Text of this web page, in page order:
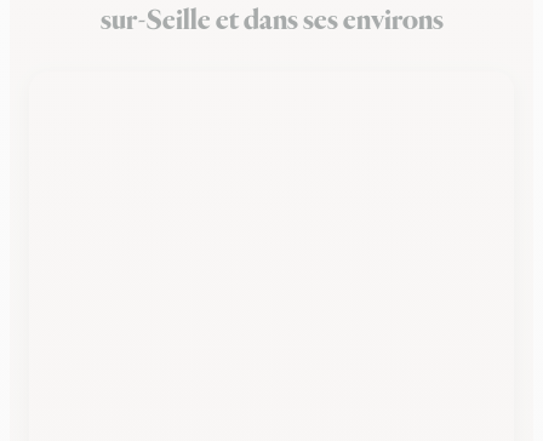
sur-Seille et dans ses environs